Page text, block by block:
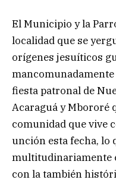
El Municipio y la
localidad que se
orígenes jesuíticos
fiesta patronal de
Acaraguá y Mbororé
comunidad que vive
unción esta fecha, lo
multitudinariamente
con la también